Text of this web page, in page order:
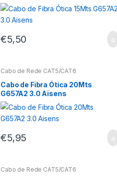
€5,50
Cabo de Rede CAT5/CAT6
Cabo de Fibra Ótica 20Mts
G657A2 3.0 Aisens
€5,95
Cabo de Rede CAT5/CAT6